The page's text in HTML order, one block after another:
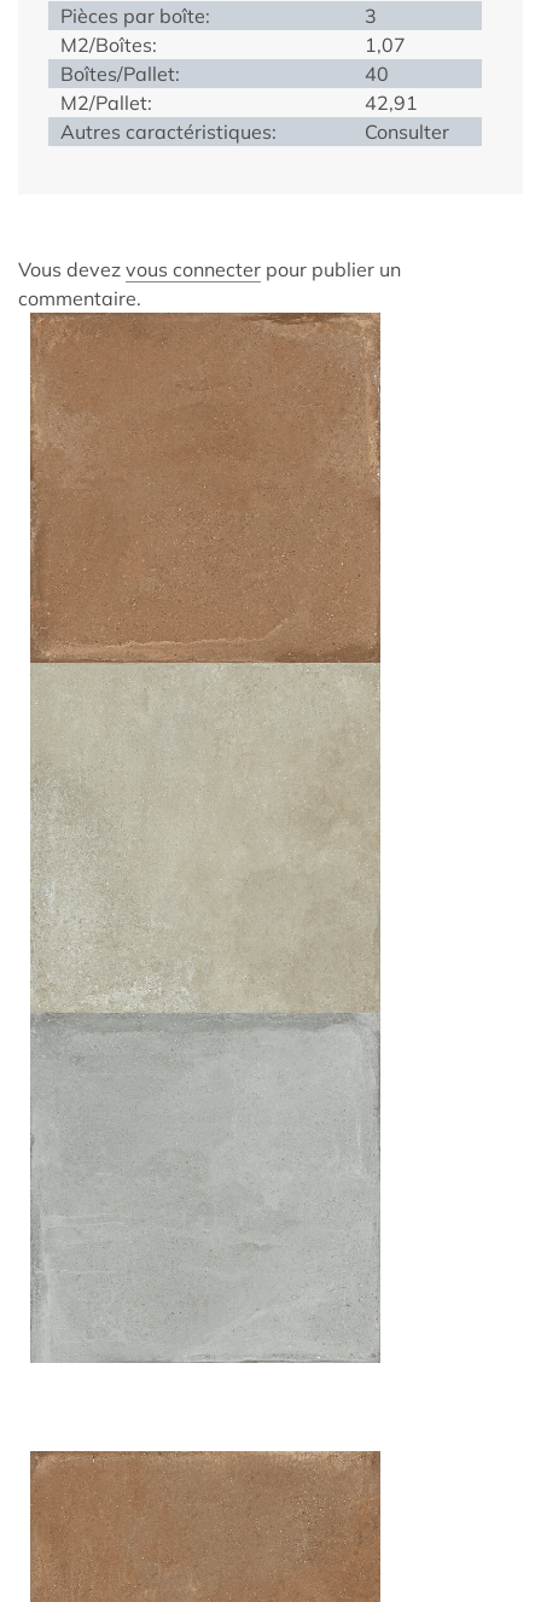
Pièces par boîte:
3
M2/Boîtes:
1,07
Boîtes/Pallet:
40
M2/Pallet:
42,91
Autres caractéristiques:
Consulter
Vous devez vous connecter pour publier un
commentaire.